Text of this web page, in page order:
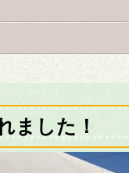
ました！